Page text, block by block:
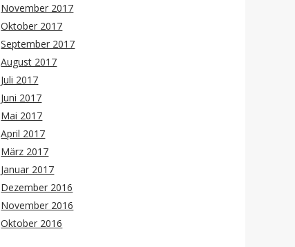
November 2017
Oktober 2017
September 2017
August 2017
Juli 2017
Juni 2017
Mai 2017
April 2017
März 2017
Januar 2017
Dezember 2016
November 2016
Oktober 2016